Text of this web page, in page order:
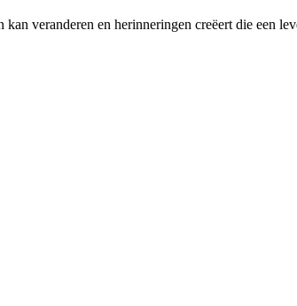
veranderen en herinneringen creëert die een